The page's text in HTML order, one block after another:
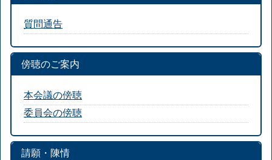
質問通告
傍聴のご案内
本会議の傍聴
委員会の傍聴
請願・陳情